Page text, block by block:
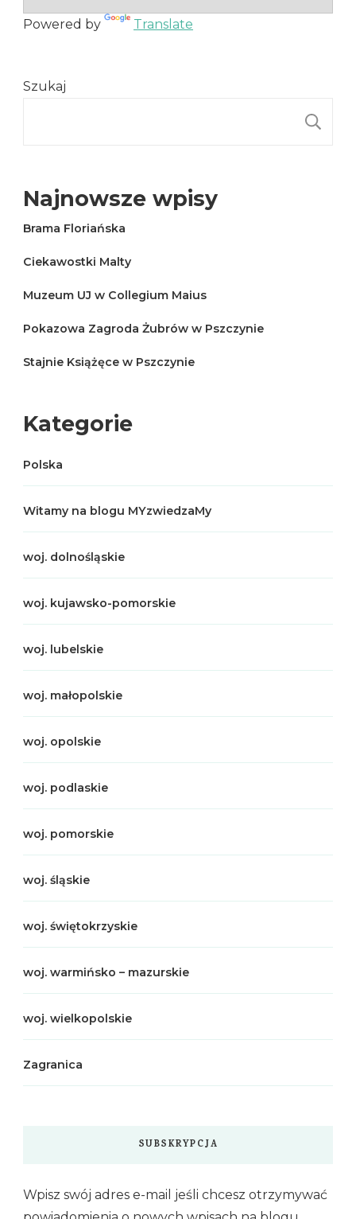
Powered by Translate
Szukaj
Najnowsze wpisy
Brama Floriańska
Ciekawostki Malty
Muzeum UJ w Collegium Maius
Pokazowa Zagroda Żubrów w Pszczynie
Stajnie Książęce w Pszczynie
Kategorie
Polska
Witamy na blogu MYzwiedzaMy
woj. dolnośląskie
woj. kujawsko-pomorskie
woj. lubelskie
woj. małopolskie
woj. opolskie
woj. podlaskie
woj. pomorskie
woj. śląskie
woj. świętokrzyskie
woj. warmińsko – mazurskie
woj. wielkopolskie
Zagranica
SUBSKRYPCJA
Wpisz swój adres e-mail jeśli chcesz otrzymywać